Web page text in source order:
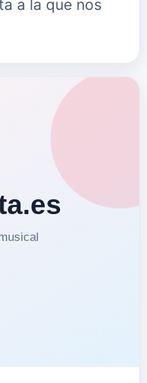
a la que nos